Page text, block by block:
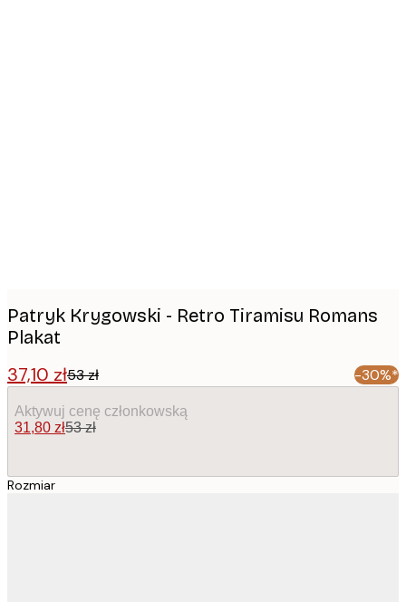
Patryk Krygowski - Retro Tiramisu Romans
Plakat
37,10 zł53 zł -30%*
Aktywuj cenę członkowską
31,80 zł53 zł
Rozmiar